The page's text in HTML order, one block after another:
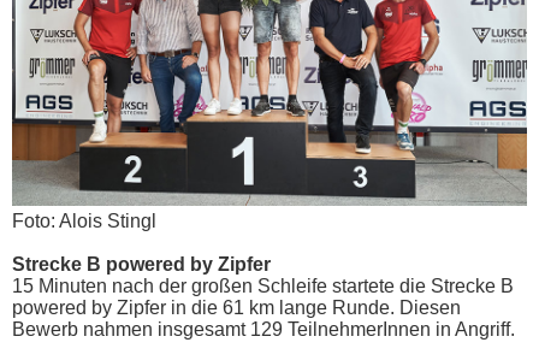
Foto: Alois Stingl
Strecke B powered by Zipfer
15 Minuten nach der großen Schleife startete die Strecke B
powered by Zipfer in die 61 km lange Runde. Diesen
Bewerb nahmen insgesamt 129 TeilnehmerInnen in Angriff.